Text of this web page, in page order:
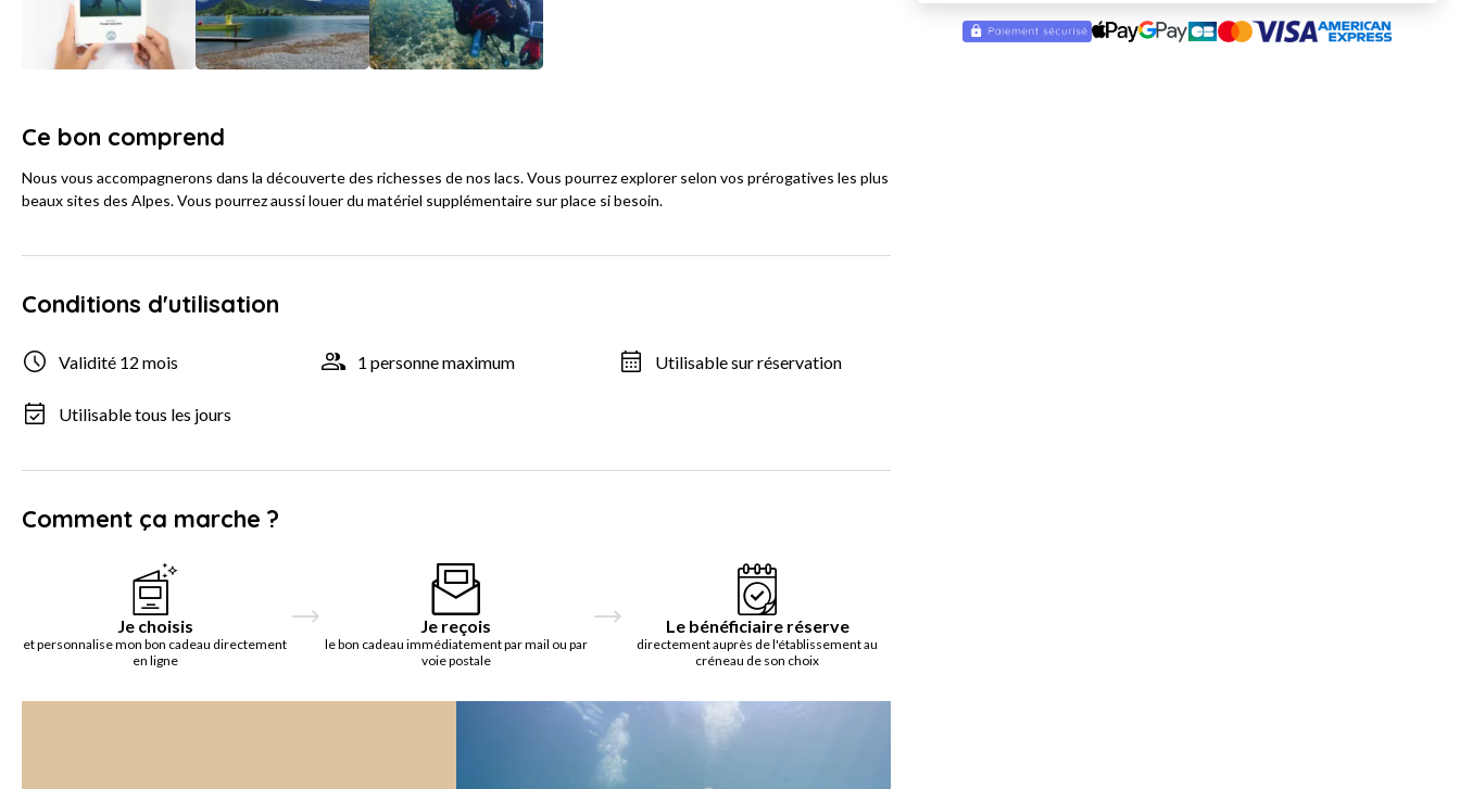
Ce bon comprend
Nous vous accompagnerons dans la découverte des richesses de nos lacs. Vous pourrez explorer selon vos prérogatives les plus
beaux sites des Alpes. Vous pourrez aussi louer du matériel supplémentaire sur place si besoin.
Conditions d'utilisation
Validité 12 mois 1 personne maximum Utilisable sur réservation
Utilisable tous les jours
Comment ça marche ?
Je choisis
et personnalise mon bon cadeau directement
en ligne
Je reçois
le bon cadeau immédiatement par mail ou par
voie postale
Le bénéficiaire réserve
directement auprès de l'établissement au
créneau de son choix